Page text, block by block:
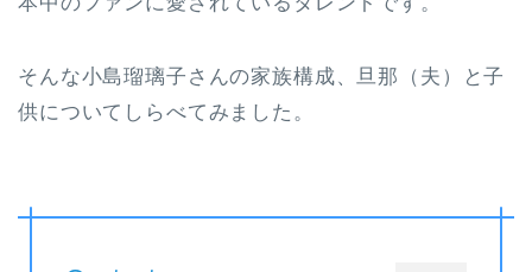
そんな小島瑠璃子さんの家族構成、旦那（夫）と子
供についてしらべてみました。